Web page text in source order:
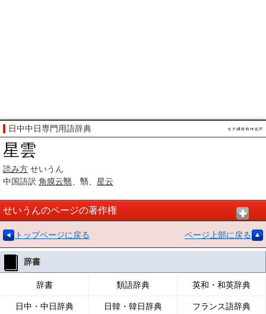
日中中日専門用語辞典
星雲
読み方 せいうん
中国語訳 角膜云翳 、翳、 星云
せいうんのページの著作権
トップページに戻る ページ上部に戻る
辞書
辞書 類語辞典 英和・和英辞典
日中・中日辞典 日韓・韓日辞典 フランス語辞典